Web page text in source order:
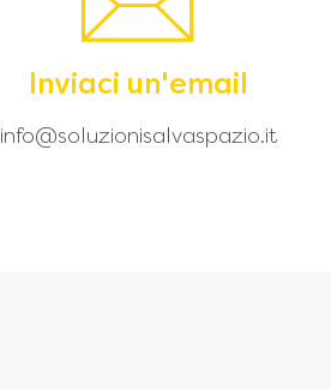
Inviaci un'email
info@soluzionisalvaspazio.it